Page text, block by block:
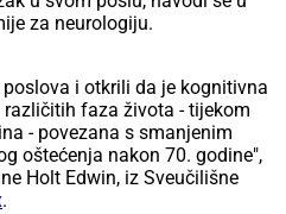
za neurologiju.
i otkrili da je kognitivna
faza života - tijekom
- povezana s smanjenim
oštećenja nakon 70. godine",
Holt Edwin, iz Sveučilišne
.